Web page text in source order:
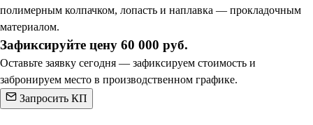
полимерным колпачком, лопасть и наплавка — прокладочным
материалом.
Зафиксируйте цену 60 000 руб.
Оставьте заявку сегодня — зафиксируем стоимость и
забронируем место в производственном графике.
Запросить КП